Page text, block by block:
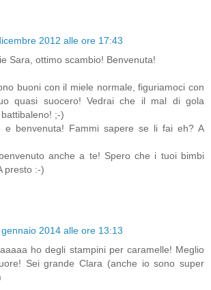
2012 alle ore 17:43
Sara, ottimo scambio! Benvenuta!
buoni con il miele normale, figuriamoci con
quasi suocero! Vedrai che il mal di gola
;-)
e benvenuta! Fammi sapere se li fai eh? A
anche a te! Spero che i tuoi bimbi
presto :-)
2014 alle ore 13:13
ho degli stampini per caramelle! Meglio
Sei grande Clara (anche io sono super